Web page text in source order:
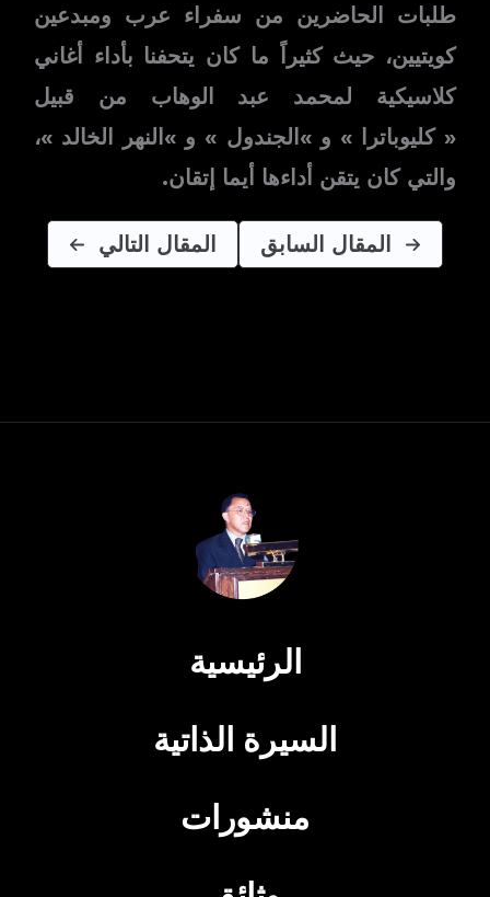
طلبات الحاضرين من سفراء عرب ومبدعين
كويتيين، حيث كثيراً ما كان يتحفنا بأداء أغاني
كلاسيكية لمحمد عبد الوهاب من قبيل
« كليوباترا » و »الجندول » و »النهر الخالد »،
والتي كان يتقن أداءها أيما إتقان.
المقال التالي المقال السابق
الرئيسية
السيرة الذاتية
منشورات